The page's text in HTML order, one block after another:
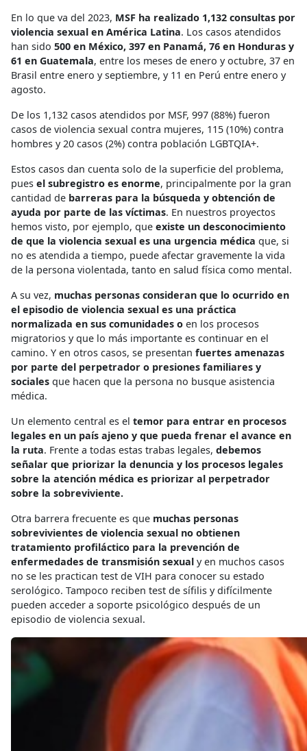
En lo que va del 2023, MSF ha realizado 1,132 consultas por
violencia sexual en América Latina. Los casos atendidos
han sido 500 en México, 397 en Panamá, 76 en Honduras y
61 en Guatemala, entre los meses de enero y octubre, 37 en
Brasil entre enero y septiembre, y 11 en Perú entre enero y
agosto.
De los 1,132 casos atendidos por MSF, 997 (88%) fueron
casos de violencia sexual contra mujeres, 115 (10%) contra
hombres y 20 casos (2%) contra población LGBTQIA+.
Estos casos dan cuenta solo de la superficie del problema,
pues el subregistro es enorme, principalmente por la gran
cantidad de barreras para la búsqueda y obtención de
ayuda por parte de las víctimas. En nuestros proyectos
hemos visto, por ejemplo, que existe un desconocimiento
de que la violencia sexual es una urgencia médica que, si
no es atendida a tiempo, puede afectar gravemente la vida
de la persona violentada, tanto en salud física como mental.
A su vez, muchas personas consideran que lo ocurrido en
el episodio de violencia sexual es una práctica
normalizada en sus comunidades o en los procesos
migratorios y que lo más importante es continuar en el
camino. Y en otros casos, se presentan fuertes amenazas
por parte del perpetrador o presiones familiares y
sociales que hacen que la persona no busque asistencia
médica.
Un elemento central es el temor para entrar en procesos
legales en un país ajeno y que pueda frenar el avance en
la ruta. Frente a todas estas trabas legales, debemos
señalar que priorizar la denuncia y los procesos legales
sobre la atención médica es priorizar al perpetrador
sobre la sobreviviente.
Otra barrera frecuente es que muchas personas
sobrevivientes de violencia sexual no obtienen
tratamiento profiláctico para la prevención de
enfermedades de transmisión sexual y en muchos casos
no se les practican test de VIH para conocer su estado
serológico. Tampoco reciben test de sífilis y difícilmente
pueden acceder a soporte psicológico después de un
episodio de violencia sexual.